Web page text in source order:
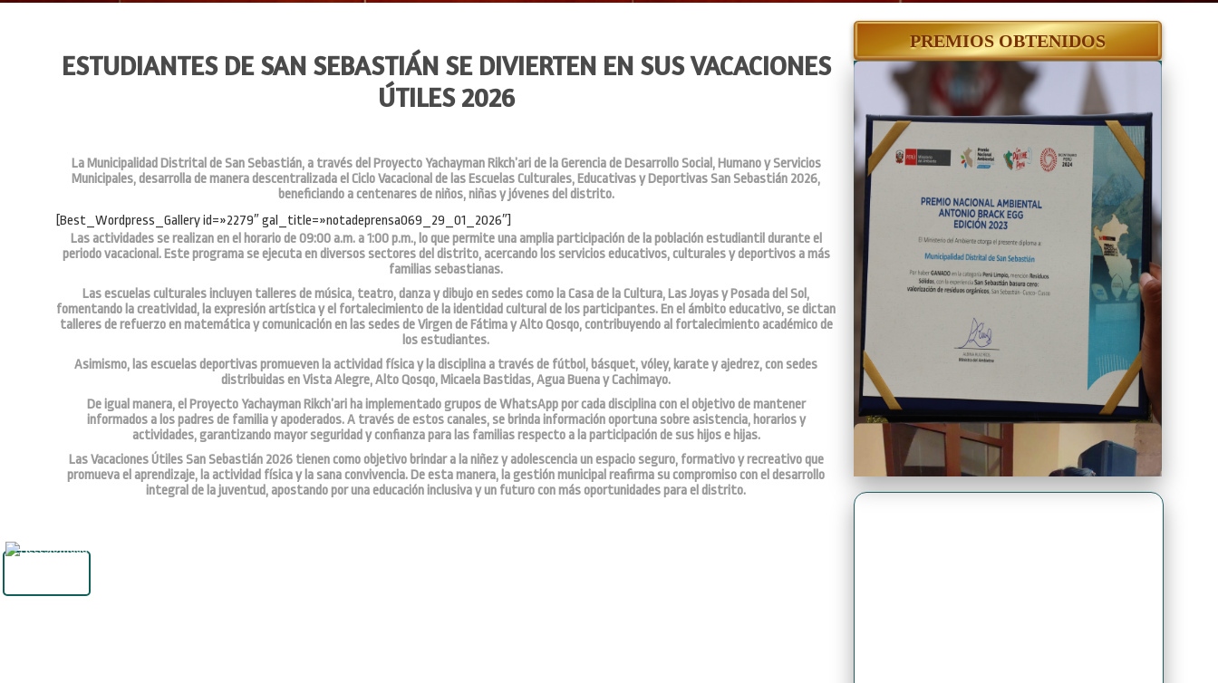
ESTUDIANTES DE SAN SEBASTIÁN SE DIVIERTEN EN SUS VACACIONES
ÚTILES 2026
La Municipalidad Distrital de San Sebastián, a través del Proyecto Yachayman Rikch’ari de la Gerencia de Desarrollo Social, Humano y Servicios
Municipales, desarrolla de manera descentralizada el Ciclo Vacacional de las Escuelas Culturales, Educativas y Deportivas San Sebastián 2026,
beneficiando a centenares de niños, niñas y jóvenes del distrito.
[Best_Wordpress_Gallery id=»2279″ gal_title=»notadeprensa069_29_01_2026″]
Las actividades se realizan en el horario de 09:00 a.m. a 1:00 p.m., lo que permite una amplia participación de la población estudiantil durante el
periodo vacacional. Este programa se ejecuta en diversos sectores del distrito, acercando los servicios educativos, culturales y deportivos a más
familias sebastianas.
Las escuelas culturales incluyen talleres de música, teatro, danza y dibujo en sedes como la Casa de la Cultura, Las Joyas y Posada del Sol,
fomentando la creatividad, la expresión artística y el fortalecimiento de la identidad cultural de los participantes. En el ámbito educativo, se dictan
talleres de refuerzo en matemática y comunicación en las sedes de Virgen de Fátima y Alto Qosqo, contribuyendo al fortalecimiento académico de
los estudiantes.
Asimismo, las escuelas deportivas promueven la actividad física y la disciplina a través de fútbol, básquet, vóley, karate y ajedrez, con sedes
distribuidas en Vista Alegre, Alto Qosqo, Micaela Bastidas, Agua Buena y Cachimayo.
De igual manera, el Proyecto Yachayman Rikch’ari ha implementado grupos de WhatsApp por cada disciplina con el objetivo de mantener
informados a los padres de familia y apoderados. A través de estos canales, se brinda información oportuna sobre asistencia, horarios y
actividades, garantizando mayor seguridad y confianza para las familias respecto a la participación de sus hijos e hijas.
Las Vacaciones Útiles San Sebastián 2026 tienen como objetivo brindar a la niñez y adolescencia un espacio seguro, formativo y recreativo que
promueva el aprendizaje, la actividad física y la sana convivencia. De esta manera, la gestión municipal reafirma su compromiso con el desarrollo
integral de la juventud, apostando por una educación inclusiva y un futuro con más oportunidades para el distrito.
PREMIOS OBTENIDOS